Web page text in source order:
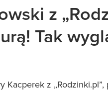
z
Tak
Kacperek z